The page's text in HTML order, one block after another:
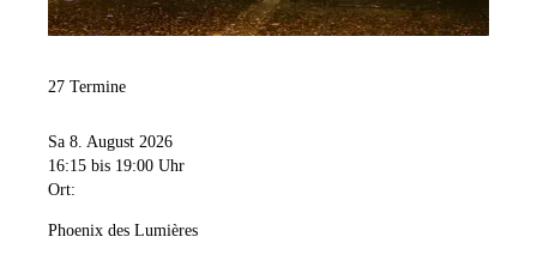
27 Termine
Sa 8. August 2026
16:15 bis 19:00 Uhr
Ort:
Phoenix des Lumières